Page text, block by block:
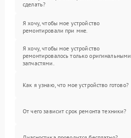
сделать?
Я хочу, чтобы мое устройство
ремонтировали при мне.
Я хочу, чтобы мое устройство
ремонтировалось только оригинальными
запчастями.
Как я узнаю, что мое устройство готово?
От чего зависит срок ремонта техники?